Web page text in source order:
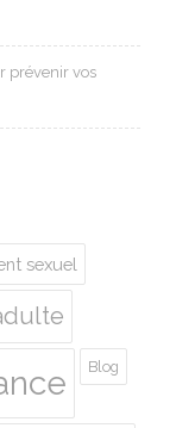
prévenir vos
sexuel
Blog